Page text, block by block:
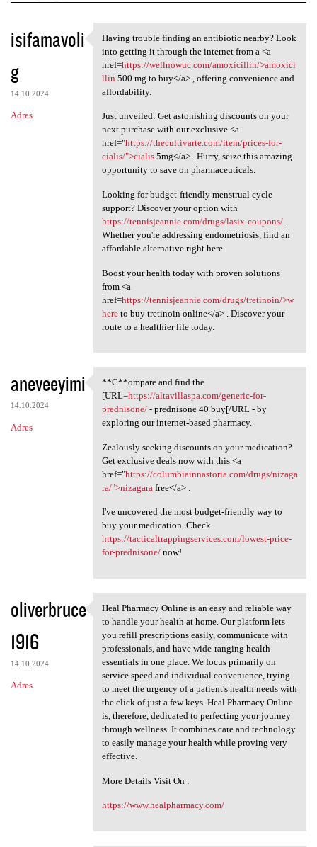
K
o
m
e
n
isifamavoli
g
14.10.2024
Adres
Having trouble finding an
Having trouble finding an antibiotic nearby? Look
into getting it through the internet from a <a
href=https://wellnowuc.com/amoxicillin/>amoxici
llin 500 mg to buy</a> , offering convenience and
affordability.
Just unveiled: Get astonishing discounts on your
next purchase with our exclusive <a
href="https://thecultivarte.com/item/prices-for-
cialis/">cialis5mg</a> . Hurry, seize this amazing
opportunity to save on pharmaceuticals.
Looking for budget-friendly menstrual cycle
support? Discover your option with
https://tennisjeannie.com/drugs/lasix-coupons/.
Whether you're addressing endometriosis, find an
affordable alternative right here.
Boost your health today with proven solutions
from <a
href=https://tennisjeannie.com/drugs/tretinoin/>w
hereto buy tretinoin online</a> . Discover your
route to a healthier life today.
aneveeyimi
14.10.2024
Adres
**C**ompare and find the [URL
**C**ompare and find the
[URL=https://altavillaspa.com/generic-for-
prednisone/- prednisone 40 buy[/URL - by
exploring our internet-based pharmacy.
Zealously seeking discounts on your medication?
Get exclusive deals now with this <a
href="https://columbiainnastoria.com/drugs/nizaga
ra/">nizagara free</a> .
I've uncovered the most budget-friendly way to
buy your medication. Check
https://tacticaltrappingservices.com/lowest-price-
for-prednisone/now!
oliverbruce
1916
14.10.2024
Adres
Heal Pharmacy Online is an
Heal Pharmacy Online is an easy and reliable way
to handle your health at home. Our platform lets
you refill prescriptions easily, communicate with
professionals, and have wide-ranging health
essentials in one place. We focus primarily on
service speed and individual convenience, trying
to meet the urgency of a patient's health needs with
the click of just a few keys. Heal Pharmacy Online
is, therefore, dedicated to perfecting your journey
through wellness. It combines care and technology
to easily manage your health while proving very
effective.
More Details Visit On :
https://www.healpharmacy.com/